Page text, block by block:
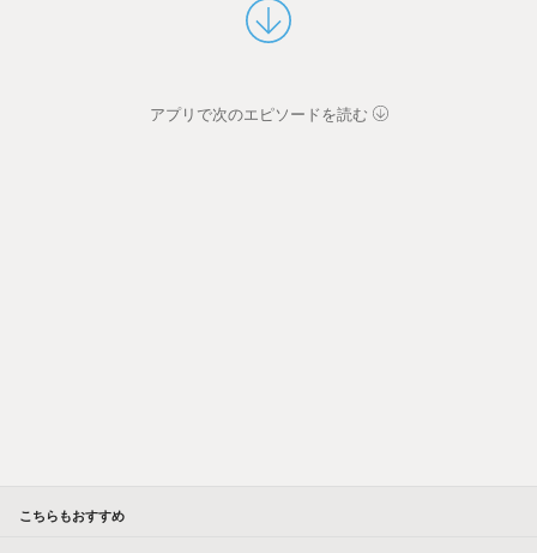
アプリで次のエピソードを読む
こちらもおすすめ